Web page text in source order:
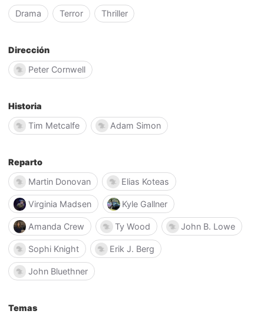
Drama
Terror Thriller
Dirección
Peter Cornwell
Historia
Tim Metcalfe
Adam Simon
Reparto
Martin Donovan
Elias Koteas
Virginia Madsen Kyle Gallner
Amanda Crew Ty Wood John B. Lowe
Sophi Knight Erik J. Berg
John Bluethner
Temas